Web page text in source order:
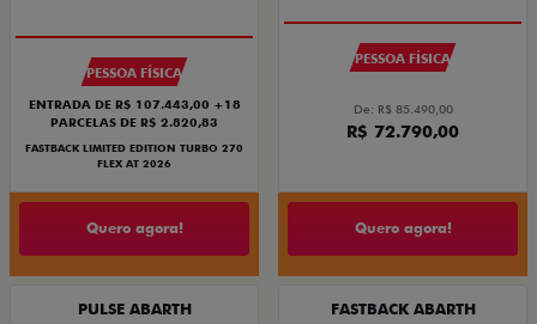
PESSOA FÍSICA
ENTRADA DE R$ 107.443,00 +18
PARCELAS DE R$ 2.820,83
FASTBACK LIMITED EDITION TURBO 270
FLEX AT 2026
Quero agora!
PESSOA FÍSICA
De: R$ 85.490,00
R$ 72.790,00
Quero agora!
PULSE ABARTH FASTBACK ABARTH